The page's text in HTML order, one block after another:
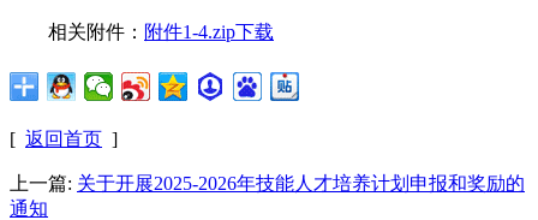
相关附件： 附件1-4.zip下载
[ 返回首页 ]
上一篇: 关于开展2025-2026年技能人才培养计划申报和奖励的
通知